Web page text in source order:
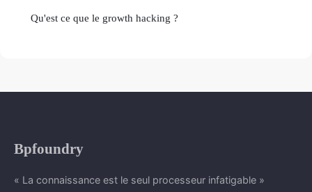
Qu'est ce que le growth hacking ?
Bpfoundry
« La connaissance est le seul processeur infatigable »